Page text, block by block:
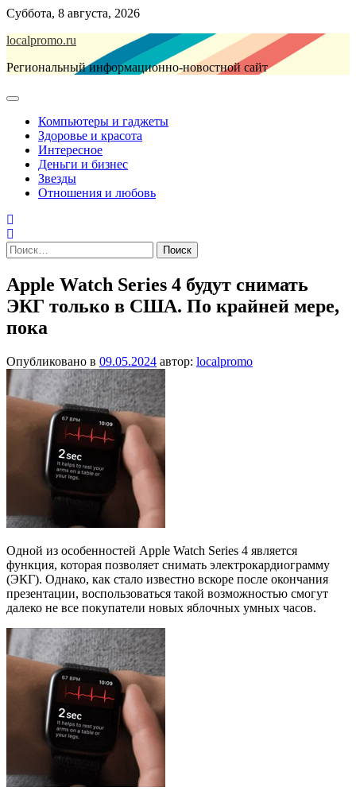
Перейти
содержимому
Суббота, 8 августа, 2026
localpromo.ru
Региональный информационно-новостной сайт
Компьютеры и гаджеты
Здоровье и красота
Интересное
Деньги и бизнес
Звезды
Отношения и любовь
Найти:
Apple Watch Series 4 будут снимать
ЭКГ только в США. По крайней мере,
пока
Опубликовано в 09.05.2024 автор: localpromo
Одной из особенностей Apple Watch Series 4 является
функция, которая позволяет снимать электрокардиограмму
(ЭКГ). Однако, как стало известно вскоре после окончания
презентации, воспользоваться такой возможностью смогут
далеко не все покупатели новых яблочных умных часов.